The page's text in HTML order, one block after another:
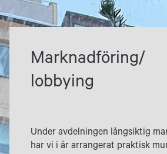
Marknadföring/
lobbying
Under avdelningen långsiktig
har vi i år arrangerat praktisk